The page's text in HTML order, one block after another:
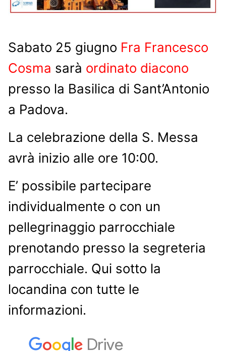
Sabato 25 giugno Fra Francesco
Cosma sarà ordinato diacono
presso la Basilica di Sant’Antonio
a Padova.
La celebrazione della S. Messa
avrà inizio alle ore 10:00.
E’ possibile partecipare
individualmente o con un
pellegrinaggio parrocchiale
prenotando presso la segreteria
parrocchiale. Qui sotto la
locandina con tutte le
informazioni.